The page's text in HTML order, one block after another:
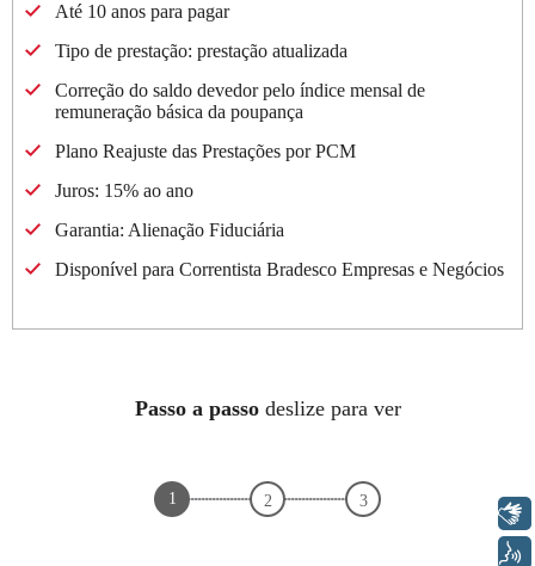
Até 10 anos para pagar
Tipo de prestação: prestação atualizada
Correção do saldo devedor pelo índice mensal de
remuneração básica da poupança
Plano Reajuste das Prestações por PCM
Juros: 15% ao ano
Garantia: Alienação Fiduciária
Disponível para Correntista Bradesco Empresas e Negócios
Passo a passodeslize para ver
1 2 3